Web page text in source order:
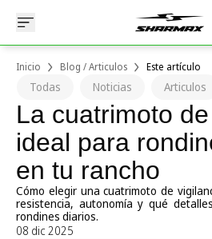
Inicio Blog / Articulos Este artículo
Todas Noticias Articulos
La cuatrimoto
ideal para
en tu rancho
Cómo elegir una cuatrimoto de
resistencia, autonomía y qué
rondines diarios.
08 dic 2025